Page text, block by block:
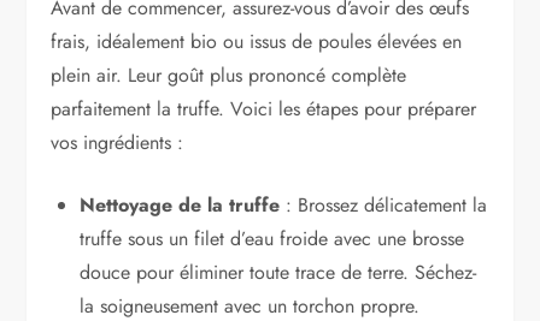
Avant de commencer, assurez-vous d’avoir des œufs
frais, idéalement bio ou issus de poules élevées en
plein air. Leur goût plus prononcé complète
parfaitement la truffe. Voici les étapes pour préparer
vos ingrédients :
Nettoyage de la truffe : Brossez délicatement la
truffe sous un filet d’eau froide avec une brosse
douce pour éliminer toute trace de terre. Séchez-
la soigneusement avec un torchon propre.